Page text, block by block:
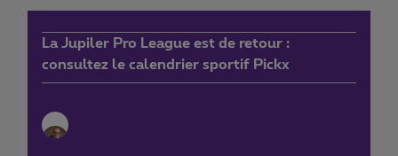
La Jupiler Pro League est de retour :
consultez le calendrier sportif Pickx